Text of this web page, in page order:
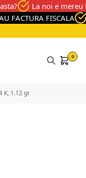
La noi e mereu
FACTURA FISCALA
0
K, 1.12 gr